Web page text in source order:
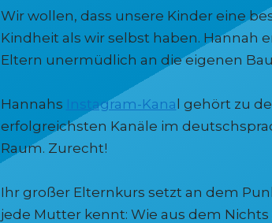
Wir wollen, dass unsere Kinder eine
Kindheit als wir selbst haben. Hannah
Eltern unermüdlich an die eigenen
Hannahs Instagram-Kana l gehört zu
erfolgreichsten Kanäle im
Raum. Zurecht!
Ihr großer Elternkurs setzt an dem
jede Mutter kennt: Wie aus dem